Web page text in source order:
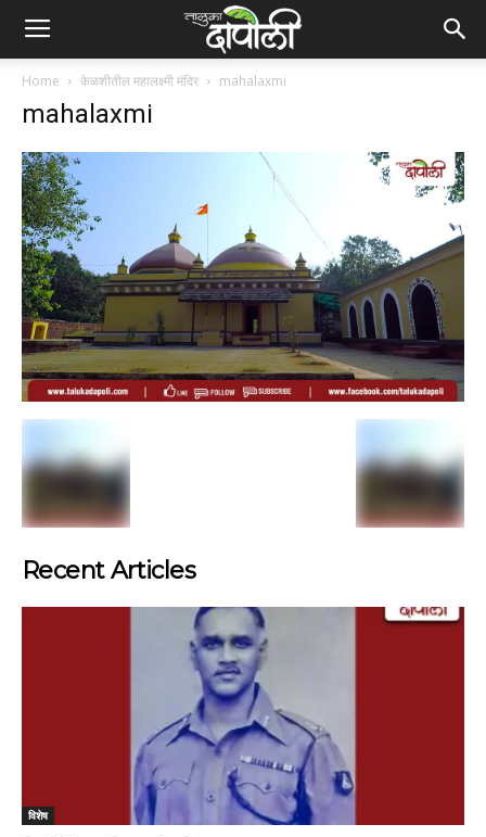
Home केळशीतील महालक्ष्मी मंदिर mahalaxmi
mahalaxmi
Recent Articles
विशेष